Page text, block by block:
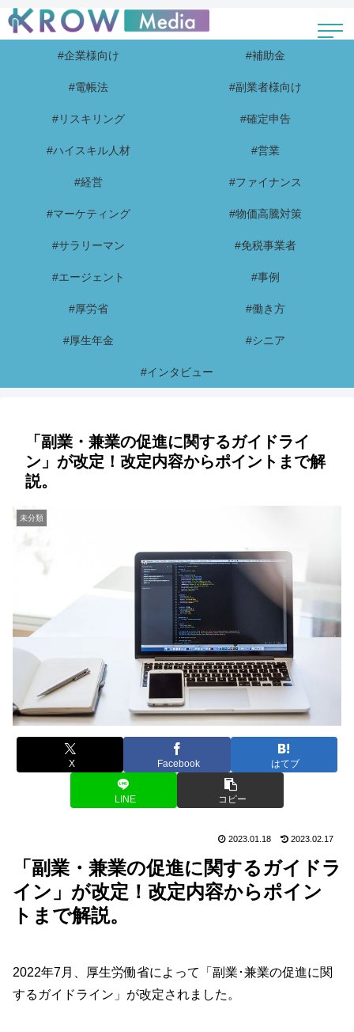
#企業様向け #補助金
#電帳法 #副業者様向け
#リスキリング #確定申告
#ハイスキル人材 #営業
#経営 #ファイナンス
#マーケティング #物価高騰対策
#サラリーマン #免税事業者
#エージェント #事例
#厚労省 #働き方
#厚生年金 #シニア
#インタビュー
「副業・兼業の促進に関するガイドライ
ン」が改定！改定内容からポイントまで解
説。
未分類
X Facebook はてブ
LINE コピー
2023.01.18 2023.02.17
「副業・兼業の促進に関するガイドラ
イン」が改定！改定内容からポイン
トまで解説。
2022年7月、厚生労働省によって「副業･兼業の促進に関
するガイドライン」が改定されました。